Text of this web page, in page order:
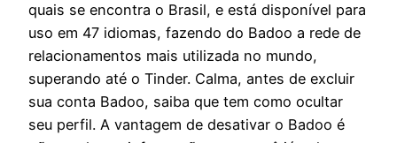
quais se encontra o Brasil, e está disponível para
uso em 47 idiomas, fazendo do Badoo a rede de
relacionamentos mais utilizada no mundo,
superando até o Tinder. Calma, antes de excluir
sua conta Badoo, saiba que tem como ocultar
seu perfil. A vantagem de desativar o Badoo é